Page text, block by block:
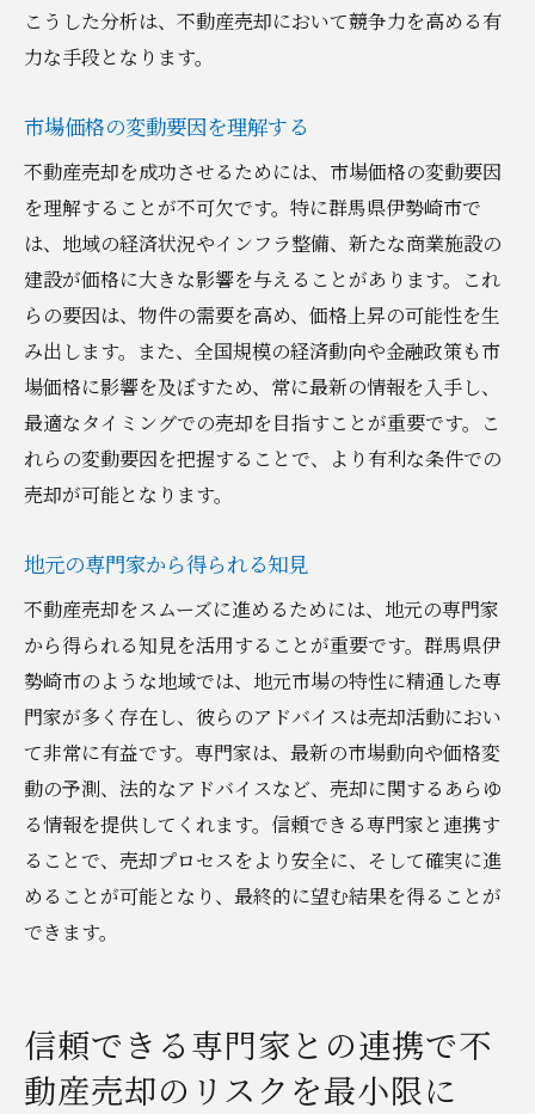
こうした分析は、不動産売却において競争力を高める有
力な手段となります。
市場価格の変動要因を理解する
不動産売却を成功させるためには、市場価格の変動要因
を理解することが不可欠です。特に群馬県伊勢崎市で
は、地域の経済状況やインフラ整備、新たな商業施設の
建設が価格に大きな影響を与えることがあります。これ
らの要因は、物件の需要を高め、価格上昇の可能性を生
み出します。また、全国規模の経済動向や金融政策も市
場価格に影響を及ぼすため、常に最新の情報を入手し、
最適なタイミングでの売却を目指すことが重要です。こ
れらの変動要因を把握することで、より有利な条件での
売却が可能となります。
地元の専門家から得られる知見
不動産売却をスムーズに進めるためには、地元の専門家
から得られる知見を活用することが重要です。群馬県伊
勢崎市のような地域では、地元市場の特性に精通した専
門家が多く存在し、彼らのアドバイスは売却活動におい
て非常に有益です。専門家は、最新の市場動向や価格変
動の予測、法的なアドバイスなど、売却に関するあらゆ
る情報を提供してくれます。信頼できる専門家と連携す
ることで、売却プロセスをより安全に、そして確実に進
めることが可能となり、最終的に望む結果を得ることが
できます。
信頼できる専門家との連携で不
動産売却のリスクを最小限に